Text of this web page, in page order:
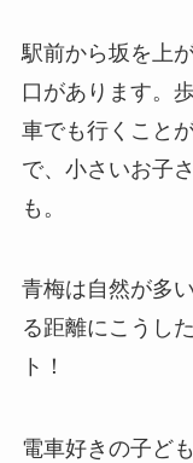
駅前から坂を上
口があります。
車でも行くこと
で、小さいお子
も。
青梅は自然が多
る距離にこうし
ト！
電車好きの子ども